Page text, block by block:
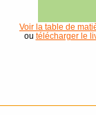
Voir la table de
ou télécharger le